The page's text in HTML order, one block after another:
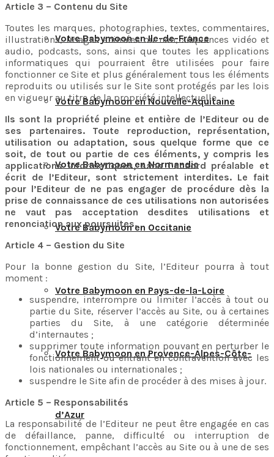
Votre Babymoon en Ile-de-France
Votre Babymoon en Nouvelle-Aquitaine
Votre Babymoon en Normandie
Votre Babymoon en Occitanie
Votre Babymoon en Pays-de-la-Loire
Votre Babymoon en Provence-Alpes-Côte-
d’Azur
Article 3 – Contenu du Site
Toutes les marques, photographies, textes, commentaires,
illustrations, images animées ou non, séquences vidéo et
audio, podcasts, sons, ainsi que toutes les applications
informatiques qui pourraient être utilisées pour faire
fonctionner ce Site et plus généralement tous les éléments
reproduits ou utilisés sur le Site sont protégés par les lois
en vigueur au titre de la propriété intellectuelle.
Ils sont la propriété pleine et entière de l’Editeur ou de
ses partenaires. Toute reproduction, représentation,
utilisation ou adaptation, sous quelque forme que ce
soit, de tout ou partie de ces éléments, y compris les
applications informatiques, sans l’accord préalable et
écrit de l’Editeur, sont strictement interdites. Le fait
pour l’Editeur de ne pas engager de procédure dès la
prise de connaissance de ces utilisations non autorisées
ne vaut pas acceptation desdites utilisations et
renonciation aux poursuites.
Article 4 – Gestion du Site
Pour la bonne gestion du Site, l’Editeur pourra à tout
moment :
suspendre, interrompre ou limiter l’accès à tout ou
partie du Site, réserver l’accès au Site, ou à certaines
parties du Site, à une catégorie déterminée
d’internautes ;
supprimer toute information pouvant en perturber le
fonctionnement ou entrant en contravention avec les
lois nationales ou internationales ;
suspendre le Site afin de procéder à des mises à jour.
Article 5 – Responsabilités
La responsabilité de l’Editeur ne peut être engagée en cas
de défaillance, panne, difficulté ou interruption de
fonctionnement, empêchant l’accès au Site ou à une de ses